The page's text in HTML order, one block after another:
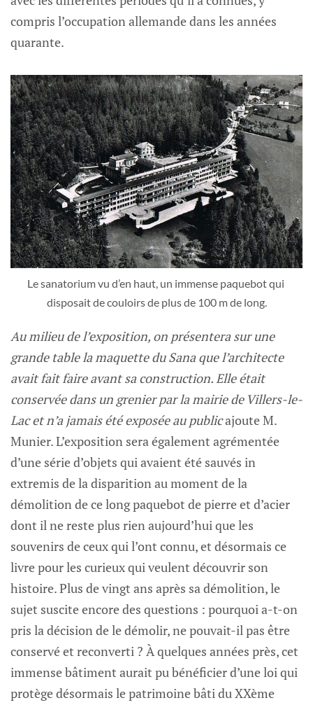
compris l’occupation allemande dans les années
quarante.
Le sanatorium vu d’en haut, un immense paquebot qui
disposait de couloirs de plus de 100 m de long.
Au milieu de l’exposition, on présentera sur une
grande table la maquette du Sana que l’architecte
avait fait faire avant sa construction. Elle était
conservée dans un grenier par la mairie de Villers-le-
Lac et n’a jamais été exposée au publicajoute M.
Munier. L’exposition sera également agrémentée
d’une série d’objets qui avaient été sauvés in
extremis de la disparition au moment de la
démolition de ce long paquebot de pierre et d’acier
dont il ne reste plus rien aujourd’hui que les
souvenirs de ceux qui l’ont connu, et désormais ce
livre pour les curieux qui veulent découvrir son
histoire. Plus de vingt ans après sa démolition, le
sujet suscite encore des questions : pourquoi a-t-on
pris la décision de le démolir, ne pouvait-il pas être
conservé et reconverti ? À quelques années près, cet
immense bâtiment aurait pu bénéficier d’une loi qui
protège désormais le patrimoine bâti du XXème